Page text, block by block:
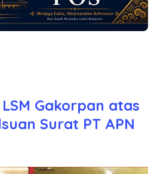
Gakorpan atas
Surat PT APN